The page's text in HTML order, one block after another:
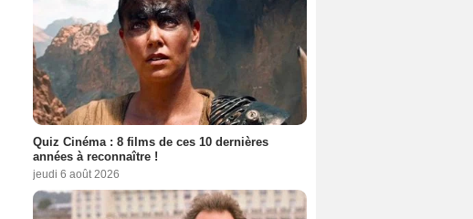
Quiz Cinéma : 8 films de ces 10 dernières
années à reconnaître !
jeudi 6 août 2026